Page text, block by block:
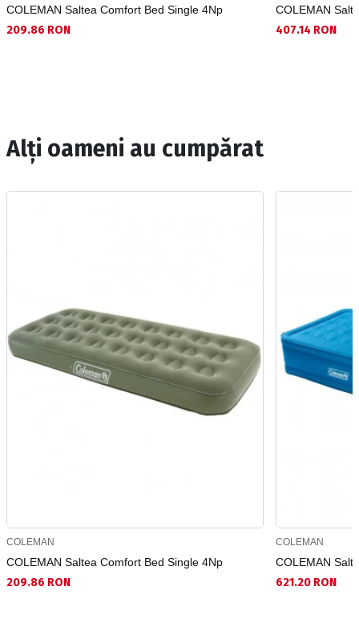
COLEMAN Saltea Comfort Bed Single 4Np
209.86 RON
COLEMAN
407.14 RON
Alți oameni au cumpărat
COLEMAN
COLEMAN Saltea Comfort Bed Single 4Np
209.86 RON
COLEMAN
COLEMAN
621.20 RON